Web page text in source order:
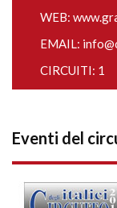
WEB:
EMAIL:
CIRCUITI: 1
Eventi del